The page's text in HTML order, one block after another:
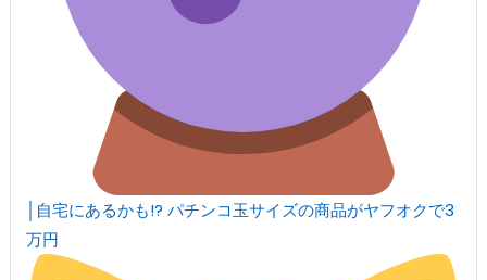
│自宅にあるかも!? パチンコ玉サイズの商品がヤフオクで3
万円